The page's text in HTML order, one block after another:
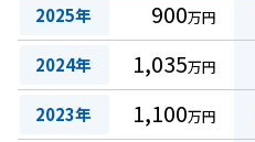
2025年
900万円
2024年 1,035万円
2023年 1,100万円